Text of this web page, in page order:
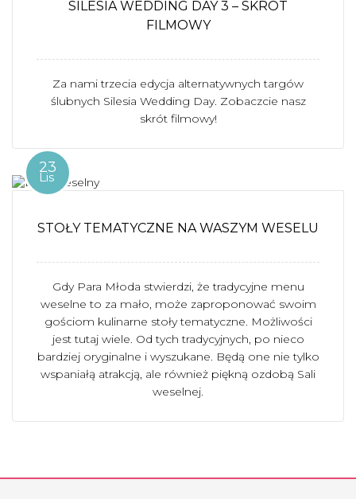
SILESIA WEDDING DAY 3 – SKRÓT
FILMOWY
Za nami trzecia edycja alternatywnych targów
ślubnych Silesia Wedding Day. Zobaczcie nasz
skrót filmowy!
23
Lis
STOŁY TEMATYCZNE NA WASZYM WESELU
Gdy Para Młoda stwierdzi, że tradycyjne menu
weselne to za mało, może zaproponować swoim
gościom kulinarne stoły tematyczne. Możliwości
jest tutaj wiele. Od tych tradycyjnych, po nieco
bardziej oryginalne i wyszukane. Będą one nie tylko
wspaniałą atrakcją, ale również piękną ozdobą Sali
weselnej.